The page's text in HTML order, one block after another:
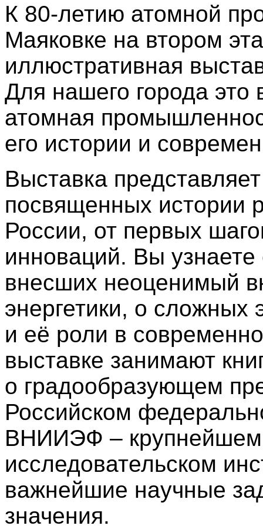
К 80-летию атомной
Маяковке на втором
иллюстративная
Для нашего города это
атомная
его истории и
Выставка
посвященных истории
России, от первых
инноваций. Вы
внесших неоценимый
энергетики, о сложных
и её роли в
выставке занимают
о градообразующем
Российском
ВНИИЭФ – крупнейшем
исследовательском
важнейшие научные
значения.